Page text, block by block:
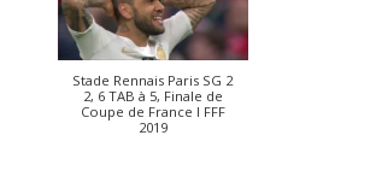
Stade Rennais Paris SG 2
2, 6 TAB à 5, Finale de
Coupe de France I FFF
2019